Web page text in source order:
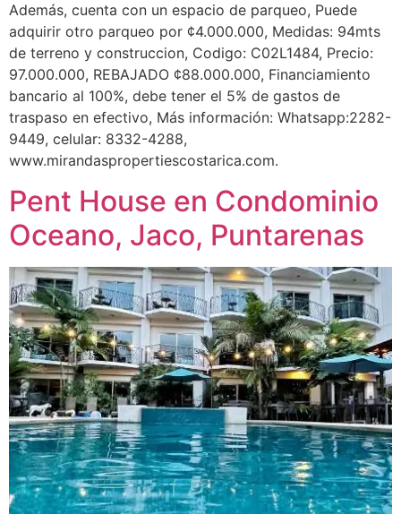
Además, cuenta con un espacio de parqueo, Puede
adquirir otro parqueo por ¢4.000.000, Medidas: 94mts
de terreno y construccion, Codigo: C02L1484, Precio:
97.000.000, REBAJADO ¢88.000.000, Financiamiento
bancario al 100%, debe tener el 5% de gastos de
traspaso en efectivo, Más información: Whatsapp:2282-
9449, celular: 8332-4288,
www.mirandaspropertiescostarica.com.
Pent House en Condominio
Oceano, Jaco, Puntarenas